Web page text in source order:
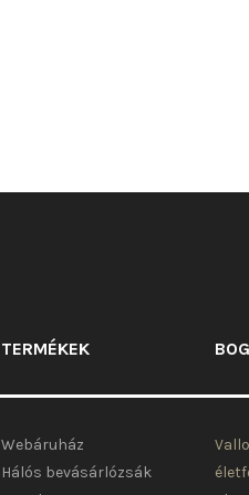
TERMÉKEK
Webáruház
Hálós bevásárlózsák